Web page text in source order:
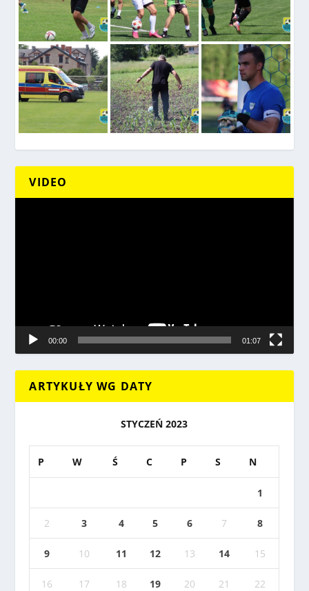
VIDEO
00:00 01:07
ARTYKUŁY WG DATY
STYCZEŃ 2023
P W Ś C P S N
1
2 3 4 5 6 7 8
9 10 11 12 13 14 15
16 17 18 19 20 21 22